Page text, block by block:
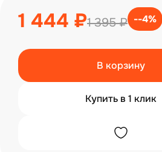
1 444 ₽1 395 ₽ --4%
В корзину
Купить в 1 клик